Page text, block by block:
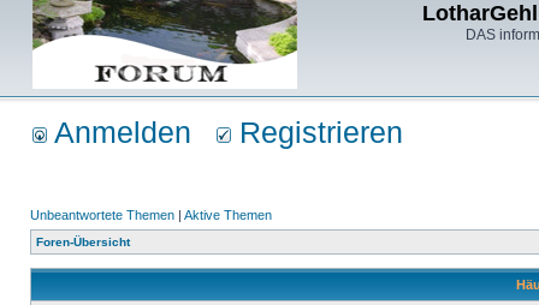
DAS
Anmelden Registrieren
Unbeantwortete Themen | Aktive Themen
Foren-Übersicht